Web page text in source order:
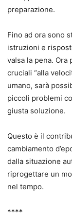
preparazione.
Fino ad ora sono
istruzioni e
valsa la pena.
cruciali “alla
umano, sarà
piccoli problemi
giusta soluzione.
Questo è il
cambiamento
dalla situazione
riprogettare un
nel tempo.
****